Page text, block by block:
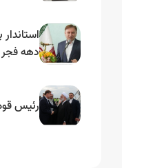
دهه
رئیس